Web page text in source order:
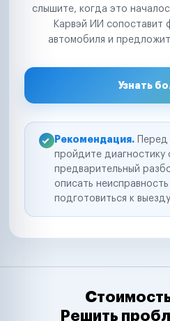
слышите, когда это
Карвэй ИИ сопоставит
автомобиля и
Узнать
Рекомендация. Перед
пройдите диагностику
предварительный
описать
подготовиться к
Решить